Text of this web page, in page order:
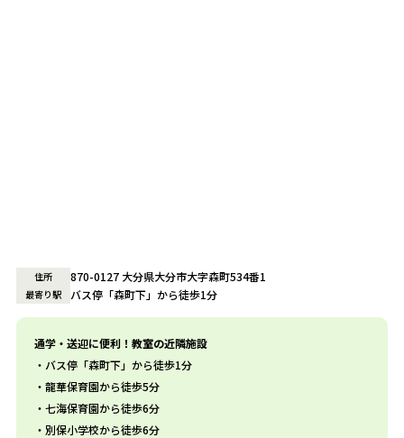
住所 870-0127 大分県大分市大字森町534番1
最寄り駅 バス停「森町下」から徒歩1分
通学・送迎に便利！教室の近隣施設
バス停「森町下」から徒歩1分
龍華保育園から徒歩5分
七海保育園から徒歩6分
別保小学校から徒歩6分